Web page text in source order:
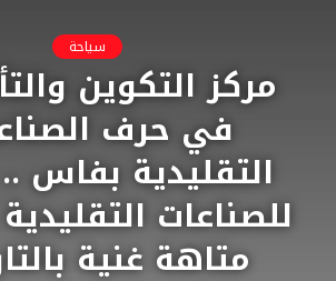
سياحة
مركز التكوين
في حرف
التقليدية بفاس
للصناعات
متاهة غنية